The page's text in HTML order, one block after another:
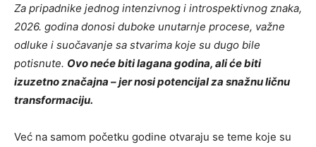
Za pripadnike jednog intenzivnog i introspektivnog znaka,
2026. godina donosi duboke unutarnje procese, važne
odluke i suočavanje sa stvarima koje su dugo bile
potisnute. Ovo neće biti lagana godina, ali će biti
izuzetno značajna – jer nosi potencijal za snažnu ličnu
transformaciju.
Već na samom početku godine otvaraju se teme koje su